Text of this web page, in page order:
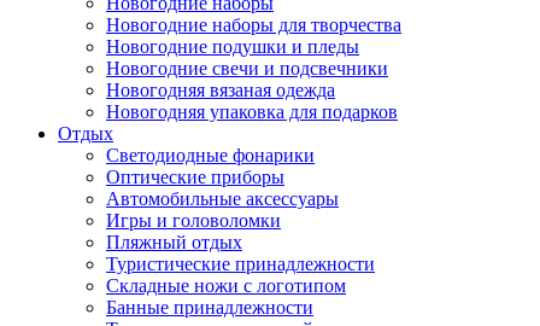
Новогодние наборы для творчества
Новогодние подушки и пледы
Новогодние свечи и подсвечники
Новогодняя вязаная одежда
Новогодняя упаковка для подарков
Отдых
Светодиодные фонарики
Оптические приборы
Автомобильные аксессуары
Игры и головоломки
Пляжный отдых
Туристические принадлежности
Складные ножи с логотипом
Банные принадлежности